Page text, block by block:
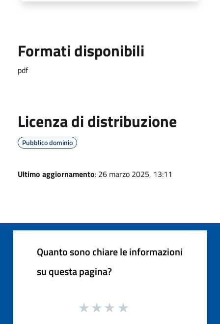
Formati disponibili
pdf
Licenza di distribuzione
Pubblico dominio
Ultimo aggiornamento: 26 marzo 2025, 13:11
Quanto sono chiare le informazioni
su questa pagina?